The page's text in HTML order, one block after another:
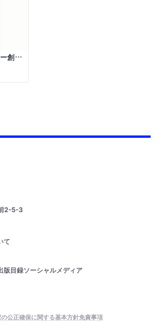
７日でできるキャラクター創作入門
2-5-3
て
版目録ソーシャルメディア
公正確保に関する基本方針免責事項